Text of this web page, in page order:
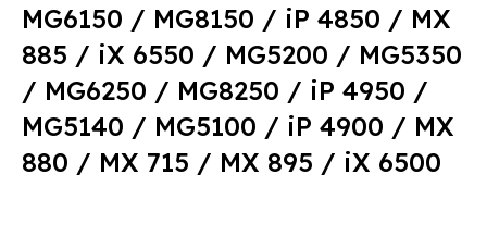
MG6150 / MG8150 / iP 4850 / MX
885 / iX 6550 / MG5200 / MG5350
/ MG6250 / MG8250 / iP 4950 /
MG5140 / MG5100 / iP 4900 / MX
880 / MX 715 / MX 895 / iX 6500